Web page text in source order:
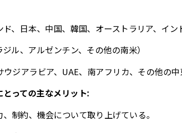
、日本、中国、韓国、オーストラリア、イン
ル、アルゼンチン、その他の南米）
ジアラビア、UAE、南アフリカ、その他の中
っての主なメリット:
制約、機会について取り上げている。